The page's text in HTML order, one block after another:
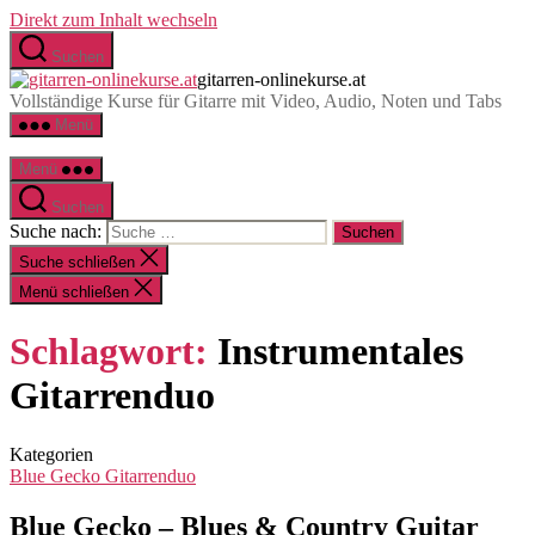
Direkt zum Inhalt wechseln
Suchen
gitarren-onlinekurse.at
Vollständige Kurse für Gitarre mit Video, Audio, Noten und Tabs
Menü
Menü
Suchen
Suche nach:
Suche schließen
Menü schließen
Schlagwort: Instrumentales
Gitarrenduo
Kategorien
Blue Gecko Gitarrenduo
Blue Gecko – Blues & Country Guitar